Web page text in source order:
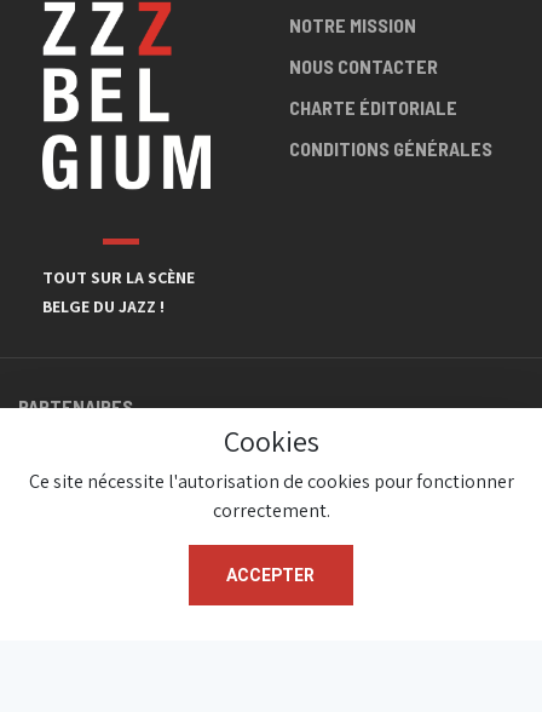
TOUT SUR LA SCÈNE
BELGE DU JAZZ !
NOTRE MISSION
NOUS CONTACTER
CHARTE ÉDITORIALE
CONDITIONS GÉNÉRALES
PARTENAIRES
© JazzInBelgium 2026 ( Version 1.1.2)
Cookies
Ce site nécessite l'autorisation de cookies pour fonctionner
correctement.
ACCEPTER